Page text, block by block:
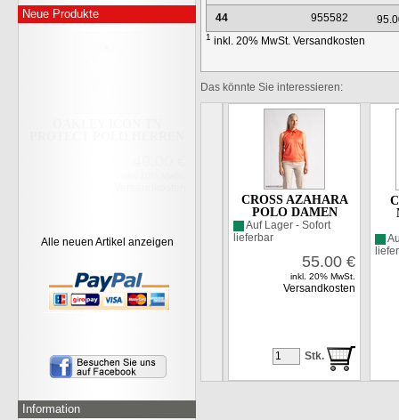
Neue Produkte
49.00
Alle neuen Artikel anzeigen
Information
44
955582
1 inkl. 20% MwSt. Versandkosten
Das könnte Sie interessieren:
CROSS AZAHARA
POLO DAMEN
Auf Lager - Sofort
lieferbar
55.00 €
inkl. 20% MwSt.
Versandkosten
Stk.